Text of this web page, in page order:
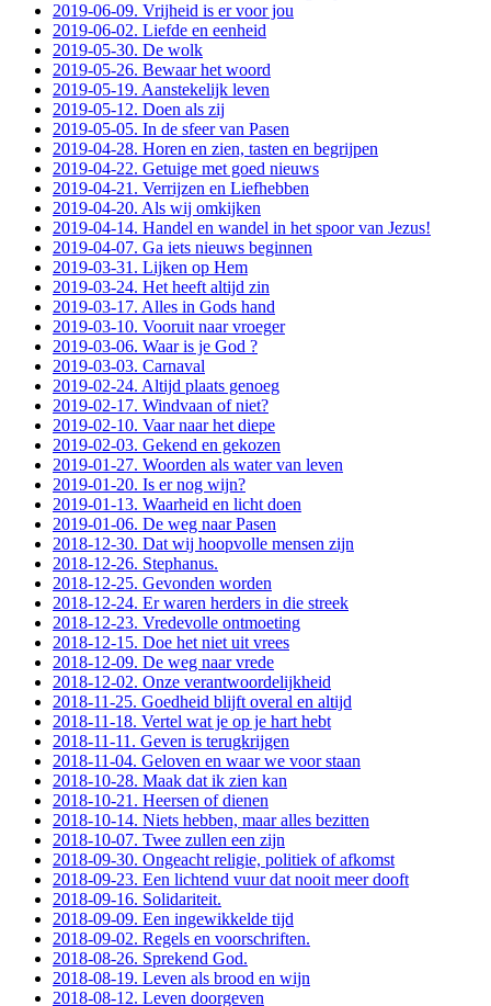
2019-06-09. Vrijheid is er voor jou
2019-06-02. Liefde en eenheid
2019-05-30. De wolk
2019-05-26. Bewaar het woord
2019-05-19. Aanstekelijk leven
2019-05-12. Doen als zij
2019-05-05. In de sfeer van Pasen
2019-04-28. Horen en zien, tasten en begrijpen
2019-04-22. Getuige met goed nieuws
2019-04-21. Verrijzen en Liefhebben
2019-04-20. Als wij omkijken
2019-04-14. Handel en wandel in het spoor van Jezus!
2019-04-07. Ga iets nieuws beginnen
2019-03-31. Lijken op Hem
2019-03-24. Het heeft altijd zin
2019-03-17. Alles in Gods hand
2019-03-10. Vooruit naar vroeger
2019-03-06. Waar is je God ?
2019-03-03. Carnaval
2019-02-24. Altijd plaats genoeg
2019-02-17. Windvaan of niet?
2019-02-10. Vaar naar het diepe
2019-02-03. Gekend en gekozen
2019-01-27. Woorden als water van leven
2019-01-20. Is er nog wijn?
2019-01-13. Waarheid en licht doen
2019-01-06. De weg naar Pasen
2018-12-30. Dat wij hoopvolle mensen zijn
2018-12-26. Stephanus.
2018-12-25. Gevonden worden
2018-12-24. Er waren herders in die streek
2018-12-23. Vredevolle ontmoeting
2018-12-15. Doe het niet uit vrees
2018-12-09. De weg naar vrede
2018-12-02. Onze verantwoordelijkheid
2018-11-25. Goedheid blijft overal en altijd
2018-11-18. Vertel wat je op je hart hebt
2018-11-11. Geven is terugkrijgen
2018-11-04. Geloven en waar we voor staan
2018-10-28. Maak dat ik zien kan
2018-10-21. Heersen of dienen
2018-10-14. Niets hebben, maar alles bezitten
2018-10-07. Twee zullen een zijn
2018-09-30. Ongeacht religie, politiek of afkomst
2018-09-23. Een lichtend vuur dat nooit meer dooft
2018-09-16. Solidariteit.
2018-09-09. Een ingewikkelde tijd
2018-09-02. Regels en voorschriften.
2018-08-26. Sprekend God.
2018-08-19. Leven als brood en wijn
2018-08-12. Leven doorgeven